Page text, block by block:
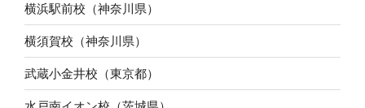
横浜駅前校（神奈川県）
横須賀校（神奈川県）
武蔵小金井校（東京都）